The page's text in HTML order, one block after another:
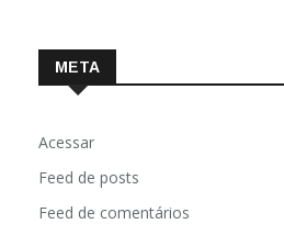
META
Acessar
Feed de posts
Feed de comentários